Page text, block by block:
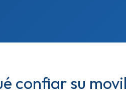
confiar su